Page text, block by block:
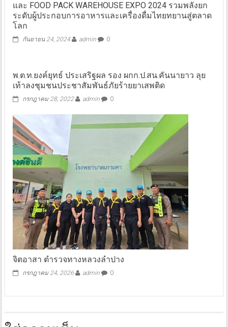
และ FOOD PACK WAREHOUSE EXPO 2024 รวมพลังยก
ระดับผู้ประกอบการอาหารและเครื่องดื่มไทยทยานสู่ตลาด
โลก
กันยายน 24, 2024 admin 0
พ.ต.ท.ยงค์ยุทธ์ ประเสริฐผล รอง ผกก.ป.สน.คันนายาว ลุย
เท้าลงชุมชนประชาสัมพันธ์ภัยร้ายยาเสพติด
กรกฎาคม 28, 2022 admin 0
จิตอาสา ตำรวจทางหลวงลำปาง
กรกฎาคม 24, 2026 admin 0